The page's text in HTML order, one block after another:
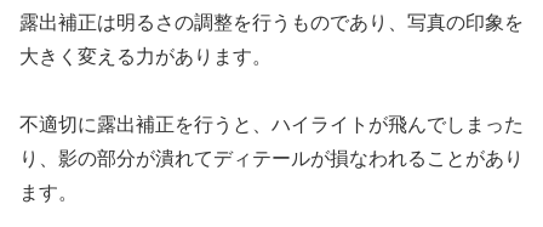
露出補正は明るさの調整を行うものであり、写真の印象を
大きく変える力があります。
不適切に露出補正を行うと、ハイライトが飛んでしまった
り、影の部分が潰れてディテールが損なわれることがあり
ます。